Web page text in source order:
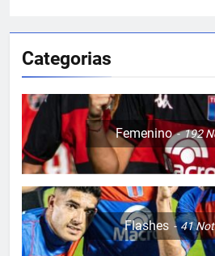
Categorias
Femenino 192
Flashes 41